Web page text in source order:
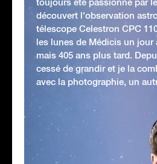
découvert l'observation
télescope Celestron CPC
les lunes de Médicis un jour
mais 405 ans plus tard.
cessé de grandir et je la
avec la photographie, un